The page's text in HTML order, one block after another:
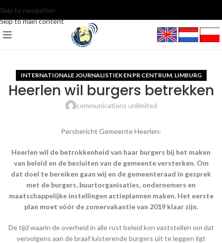
Skip to navigation
Skip to main content
INTERNATIONALE JOURNALISTIEK EN PR CENTRUM, LIMBURG
Heerlen wil burgers betrekken
communications unlimited
Persbericht Gemeente Heerlen:
Heerlen wil de betrokkenheid van haar burgers bij het maken
van beleid en de besluiten van de gemeente versterken. Om
dat doel te bereiken gaan wij en de gemeenteraad in gesprek
met de burgers, buurtorganisaties, ondernemers en
maatschappelijke instellingen actieplannen maken. Het eerste
plan moet vóór de zomervakantie van 2019 klaar zijn.
De tijd waarin de overheid in alle rust beleid kon vaststellen om dat
vervolgens aan de braaf luisterende burgers uit te leggen ligt